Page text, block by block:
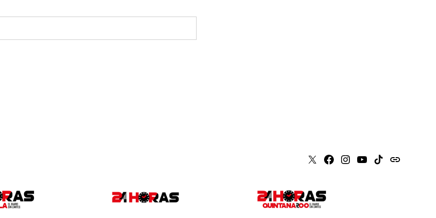
X Faceboook
Instagram
Youtube
Tiktokissuu